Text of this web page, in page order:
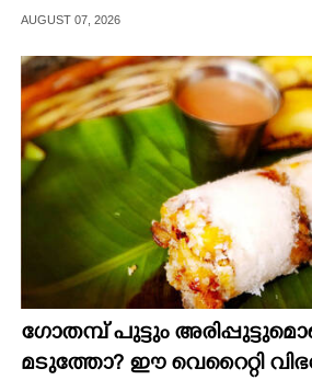
AUGUST 07, 2026
ഗോതമ്പ് പുട്ടും
മടുത്തോ? ഈ വെറൈറ്റി